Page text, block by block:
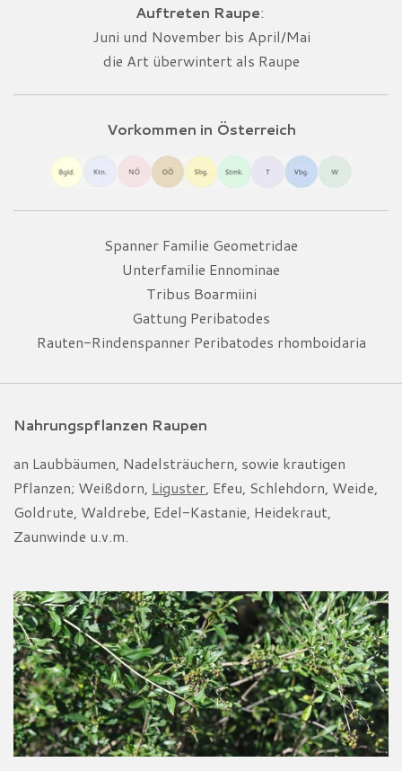
Auftreten Raupe:
Juni und November bis April/Mai
die Art überwintert als Raupe
Vorkommen in Österreich
Spanner Familie Geometridae
Unterfamilie Ennominae
Tribus Boarmiini
Gattung Peribatodes
Rauten-Rindenspanner Peribatodes rhomboidaria
Nahrungspflanzen Raupen
an Laubbäumen, Nadelsträuchern, sowie krautigen
Pflanzen; Weißdorn, Liguster, Efeu, Schlehdorn, Weide,
Goldrute, Waldrebe, Edel-Kastanie, Heidekraut,
Zaunwinde u.v.m.